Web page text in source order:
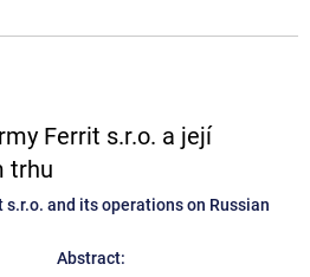
Ferrit s.r.o. a její
trhu
and its operations on Russian
Abstract: